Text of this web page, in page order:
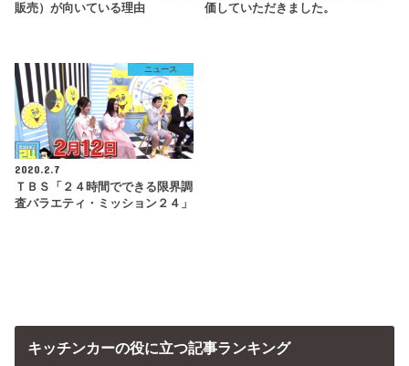
販売）が向いている理由
価していただきました。
ニュース
2020.2.7
ＴＢＳ「２４時間でできる限界調
査バラエティ・ミッション２４」
キッチンカーの役に立つ記事ランキング